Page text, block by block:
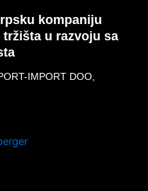
kompaniju
u razvoju sa
IMPORT DOO